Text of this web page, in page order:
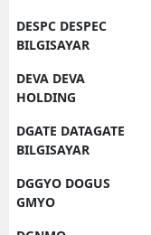
DESPC DESPEC
BILGISAYAR
DEVA DEVA
HOLDING
DGATE DATAGATE
BILGISAYAR
DGGYO DOGUS
GMYO